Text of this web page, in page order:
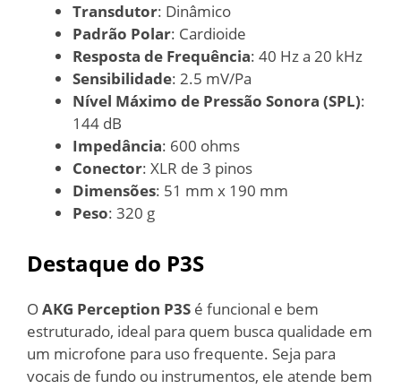
Transdutor: Dinâmico
Padrão Polar: Cardioide
Resposta de Frequência: 40 Hz a 20 kHz
Sensibilidade: 2.5 mV/Pa
Nível Máximo de Pressão Sonora (SPL):
144 dB
Impedância: 600 ohms
Conector: XLR de 3 pinos
Dimensões: 51 mm x 190 mm
Peso: 320 g
Destaque do P3S
OAKG Perception P3S é funcional e bem
estruturado, ideal para quem busca qualidade em
um microfone para uso frequente. Seja para
vocais de fundo ou instrumentos, ele atende bem